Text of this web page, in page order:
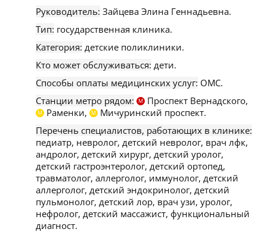
Руководитель: Зайцева Элина Геннадьевна.
Тип: государственная клиника.
Категория: детские поликлиники.
Кто может обслуживаться: дети.
Способы оплаты медицинских услуг: ОМС.
Станции метро рядом:
М Проспект Вернадского,
М Раменки, М
Мичуринский проспект.
Перечень специалистов, работающих в клинике:
педиатр, невролог, детский невролог, врач лфк,
андролог, детский хирург, детский уролог,
детский гастроэнтеролог, детский ортопед,
травматолог, аллерголог, иммунолог, детский
аллерголог, детский эндокринолог, детский
пульмонолог, детский лор, врач узи, уролог,
нефролог, детский массажист, функциональный
диагност.